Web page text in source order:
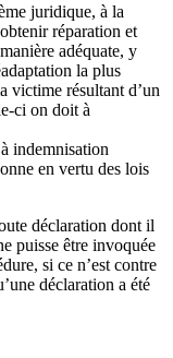
juridique, à la
réparation et
adéquate, y
la plus
victime résultant d’un
ci on doit à
indemnisation
en vertu des lois
déclaration dont il
puisse être invoquée
si ce n’est contre
déclaration a été